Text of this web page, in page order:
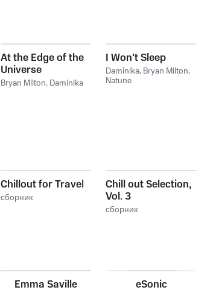
At the Edge of the
Universe
Bryan Milton, Daminika
I Won't Sleep
Daminika, Bryan Milton,
Natune
Chillout for Travel
сборник
Chill out Selection,
Vol. 3
сборник
Emma Saville eSonic